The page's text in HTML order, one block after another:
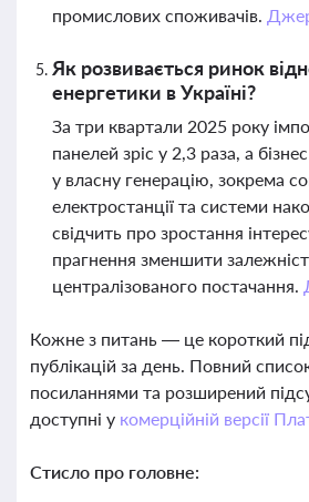
промислових споживачів.
Як розвивається ринок
енергетики в Україні?
За три квартали 2025 року
панелей зріс у 2,3 раза, а
у власну генерацію, зокрема
електростанції та системи
свідчить про зростання
прагнення зменшити
централізованого постачання.
Кожне з питань — це короткий
публікацій за день. Повний
посиланнями та розширений
доступні у комерційній версії
Стисло про головне: